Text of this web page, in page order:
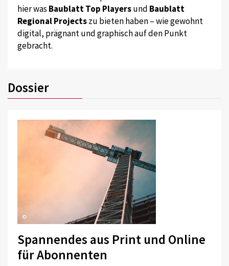
hier was Baublatt Top Playersund Baublatt
Regional Projectszu bieten haben – wie gewohnt
digital, prägnant und graphisch auf den Punkt
gebracht.
Dossier
©
Spannendes aus Print und Online
für Abonnenten